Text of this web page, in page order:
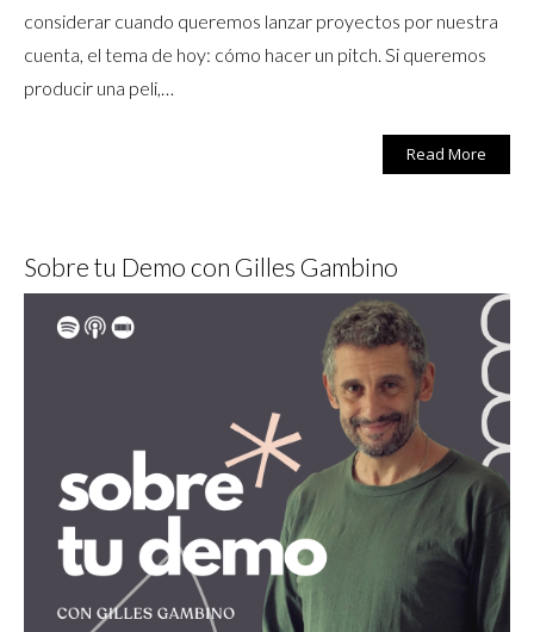
considerar cuando queremos lanzar proyectos por nuestra
cuenta, el tema de hoy: cómo hacer un pitch. Si queremos
producir una peli,…
Read More
Sobre tu Demo con Gilles Gambino